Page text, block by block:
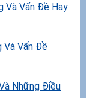
Và Vấn Đề Hay
Và Vấn Đề
Những Điều